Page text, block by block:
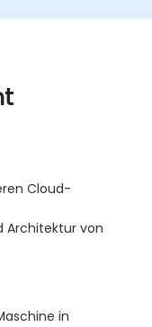
Cloud-
Architektur von
in